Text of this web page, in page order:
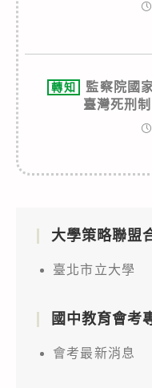
轉知
監察院國
臺灣死刑
大學策略聯盟
臺北市立大學
國中教育會考
會考最新消息